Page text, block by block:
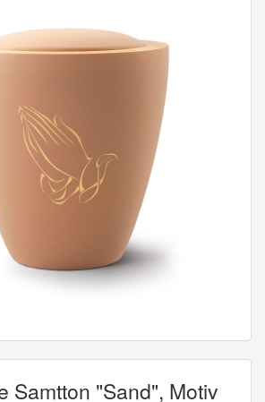
Samtton "Sand", Motiv